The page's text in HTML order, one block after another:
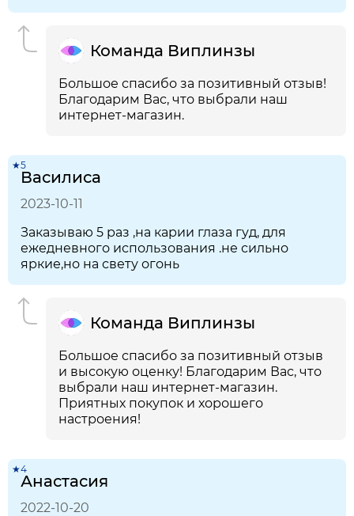
Команда Виплинзы
Большое спасибо за позитивный отзыв!
Благодарим Вас, что выбрали наш
интернет-магазин.
★5
Василиса
2023-10-11
Заказываю 5 раз ,на карии глаза гуд, для
ежедневного использования .не сильно
яркие,но на свету огонь
Команда Виплинзы
Большое спасибо за позитивный отзыв
и высокую оценку! Благодарим Вас, что
выбрали наш интернет-магазин.
Приятных покупок и хорошего
настроения!
★4
Анастасия
2022-10-20